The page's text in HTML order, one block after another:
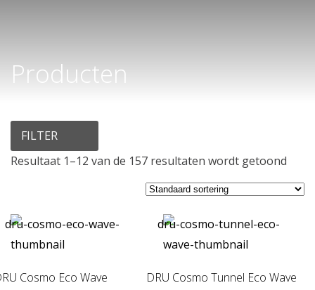
Producten
FILTER
Resultaat 1–12 van de 157 resultaten wordt getoond
Cosmo Eco Wave DRU Cosmo Tunnel Eco Wave